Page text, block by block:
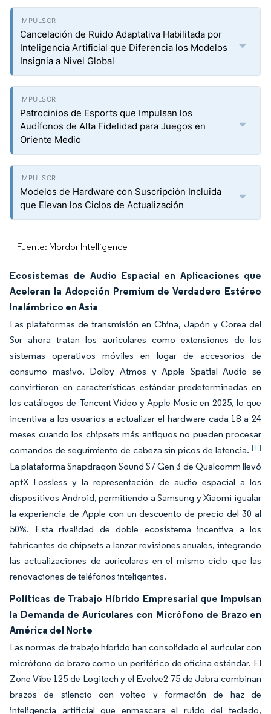
Cancelación de Ruido Adaptativa Habilitada por
Inteligencia Artificial que Diferencia los Modelos
Insignia a Nivel Global
Patrocinios de Esports que Impulsan los
Audífonos de Alta Fidelidad para Juegos en
Oriente Medio
Modelos de Hardware con Suscripción Incluida
que Elevan los Ciclos de Actualización
Fuente: Mordor Intelligence
Ecosistemas de Audio Espacial en Aplicaciones que
Aceleran la Adopción Premium de Verdadero Estéreo
Inalámbrico en Asia
Las plataformas de transmisión en China, Japón y Corea del
Sur ahora tratan los auriculares como extensiones de los
sistemas operativos móviles en lugar de accesorios de
consumo masivo. Dolby Atmos y Apple Spatial Audio se
convirtieron en características estándar predeterminadas en
los catálogos de Tencent Video y Apple Music en 2025, lo que
incentiva a los usuarios a actualizar el hardware cada 18 a 24
meses cuando los chipsets más antiguos no pueden procesar
comandos de seguimiento de cabeza sin picos de latencia. [1]
La plataforma Snapdragon Sound S7 Gen 3 de Qualcomm llevó
aptX Lossless y la representación de audio espacial a los
dispositivos Android, permitiendo a Samsung y Xiaomi igualar
la experiencia de Apple con un descuento de precio del 30 al
50%. Esta rivalidad de doble ecosistema incentiva a los
fabricantes de chipsets a lanzar revisiones anuales, integrando
las actualizaciones de auriculares en el mismo ciclo que las
renovaciones de teléfonos inteligentes.
Políticas de Trabajo Híbrido Empresarial que Impulsan
la Demanda de Auriculares con Micrófono de Brazo en
América del Norte
Las normas de trabajo híbrido han consolidado el auricular con
micrófono de brazo como un periférico de oficina estándar. El
Zone Vibe 125 de Logitech y el Evolve2 75 de Jabra combinan
brazos de silencio con volteo y formación de haz de
inteligencia artificial que enmascara el ruido del teclado,